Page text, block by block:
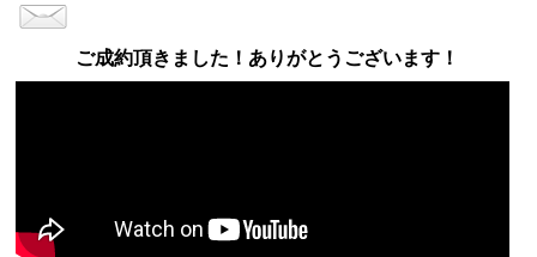
ご成約頂きました！ありがとうございます！